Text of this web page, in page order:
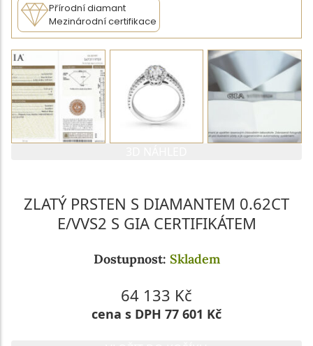
Přírodní diamant
Mezinárodní certifikace
ZLATÝ PRSTEN S DIAMANTEM 0.62CT
E/VVS2 S GIA CERTIFIKÁTEM
Dostupnost: Skladem
64 133 Kč
cena s DPH 77 601 Kč